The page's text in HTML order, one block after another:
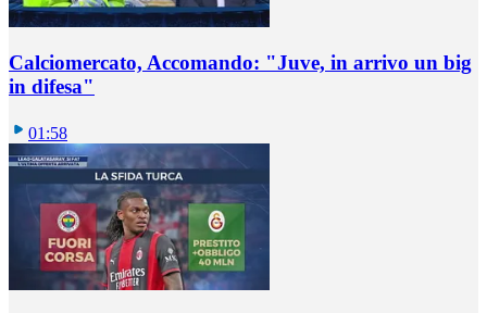
Calciomercato, Accomando: "Juve, in arrivo un big
in difesa"
01:58